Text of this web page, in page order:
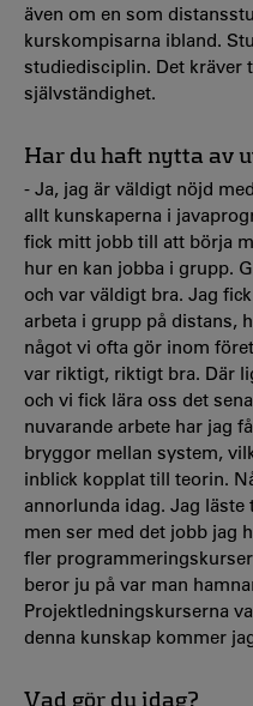
även om en som
kurskompisarna ibland.
studiedisciplin. Det kräver
självständighet.
Har du haft nytta av
- Ja, jag är väldigt nöjd
allt kunskaperna i
fick mitt jobb till att börja
hur en kan jobba i grupp.
och var väldigt bra. Jag
arbeta i grupp på distans,
något vi ofta gör inom
var riktigt, riktigt bra. Där
och vi fick lära oss det
nuvarande arbete har jag
bryggor mellan system,
inblick kopplat till teorin.
annorlunda idag. Jag
men ser med det jobb jag
fler
beror ju på var man
Projektledningskurserna
denna kunskap kommer
Vad gör du idag?